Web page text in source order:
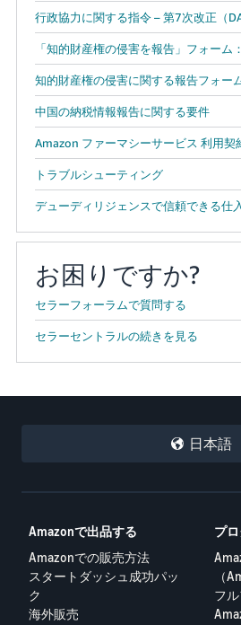
行政協力に関する指令 – 第7次改正（
「知的財産権の侵害を報告」フォーム
知的財産権の侵害に関する報告フォー
中国の納税情報報告に関する要件
Amazon ファーマシーサービス 利用契
トラブルシューティング
デューディリジェンスで信頼できる仕
お困りですか?
セラーフォーラムで質問する
セラーセントラルの続きを見る
日本語
Amazonで出品する
Amazonでの販売方法
スタートダッシュ成功パッ
ク
海外販売
プ
（
フ